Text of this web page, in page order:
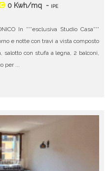
0 Kwh/mq -
IPE
In ***esclusiva Studio Casa***
e notte con travi a vista composto
con stufa a legna, 2 balconi,
per ...